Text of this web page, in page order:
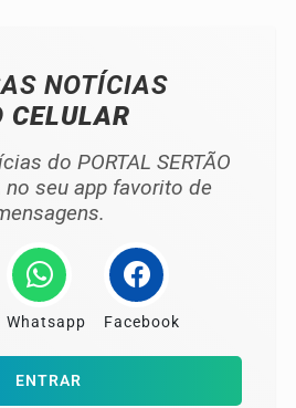
NOTÍCIAS
CELULAR
do PORTAL SERTÃO
no seu app favorito de
Whatsapp Facebook
ENTRAR